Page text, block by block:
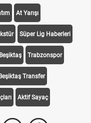
At Yarışı
Süper Lig Haberleri
Beşiktaş Trabzonspor
Beşiktaş Transfer
Aktif Sayaç